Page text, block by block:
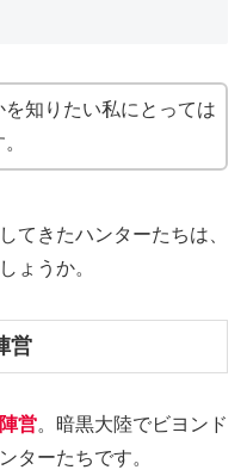
知りたい私にとっては
てきたハンターたちは、
ょうか。
営
営。暗黒大陸でビヨンド
ターたちです。